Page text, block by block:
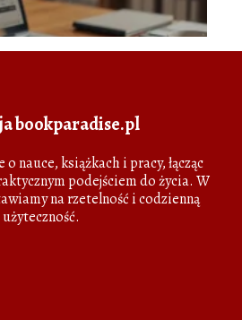
bookparadise.pl
nauce, książkach i pracy, łącząc
podejściem do życia. W
na rzetelność i codzienną
użyteczność.